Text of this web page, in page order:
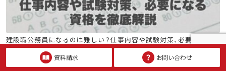
建築施工管理技士 土木施工管理技士 電気工事施工管理技士
コンクリ
建設職公務員になるのは難しい？仕事内容や試験対策、必要になる
資格を徹底解説
資料請求 お問い合わせ